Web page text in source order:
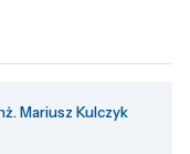
Mariusz Kulczyk